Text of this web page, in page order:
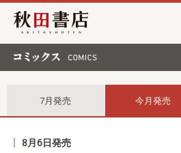
秋田書店
7月発売 今月発売
8月6日発売